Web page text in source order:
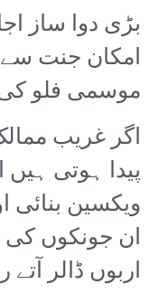
بڑی دوا ساز
امکان جنت
موسمی فلو
اگر غریب
پیدا ہوتی
ویکسین بنائی
ان جونکوں کی
اربوں ڈالر